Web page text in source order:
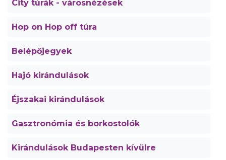
City túrák - városnézések
Hop on Hop off túra
Belépőjegyek
Hajó kirándulások
Éjszakai kirándulások
Gasztronómia és borkostolók
Kirándulások Budapesten kívülre